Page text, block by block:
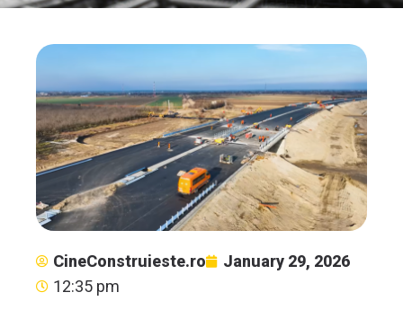
CineConstruieste.ro
January 29, 2026
12:35 pm